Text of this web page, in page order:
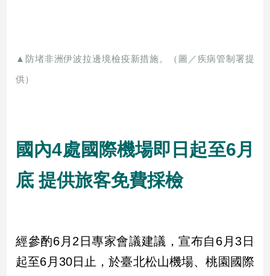
樂
娛
行/
時
尚
追
生
活
▲防堵非洲伊波拉邊境檢疫新措施。（圖／疾病管制署提
供）
國內4處國際機場即日起至6月
底 提供旅客免費採檢
經參酌6月2日專家會議建議，宣布自6月3日
起至6月30日止，於臺北松山機場、桃園國際